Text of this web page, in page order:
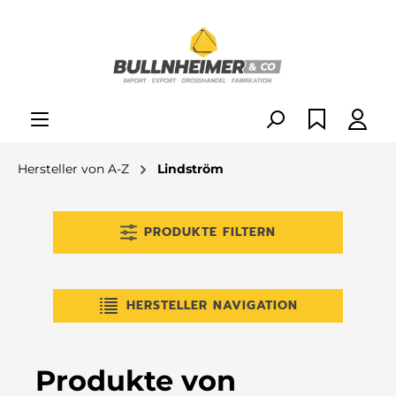
Hersteller von A-Z Lindström
PRODUKTE FILTERN
HERSTELLER NAVIGATION
Produkte von